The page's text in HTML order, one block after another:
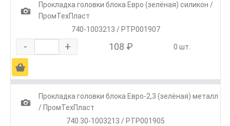
1
Прокладка головки блока Евро (зелёная) силикон /
ПромТехПласт
740-1003213 / РТР001907
- + 108 ₽ 0 шт.
Ä
1
Прокладка головки блока Евро-2,3 (зелёная) металл
/ ПромТехПласт
740.30-1003213 / РТР001905